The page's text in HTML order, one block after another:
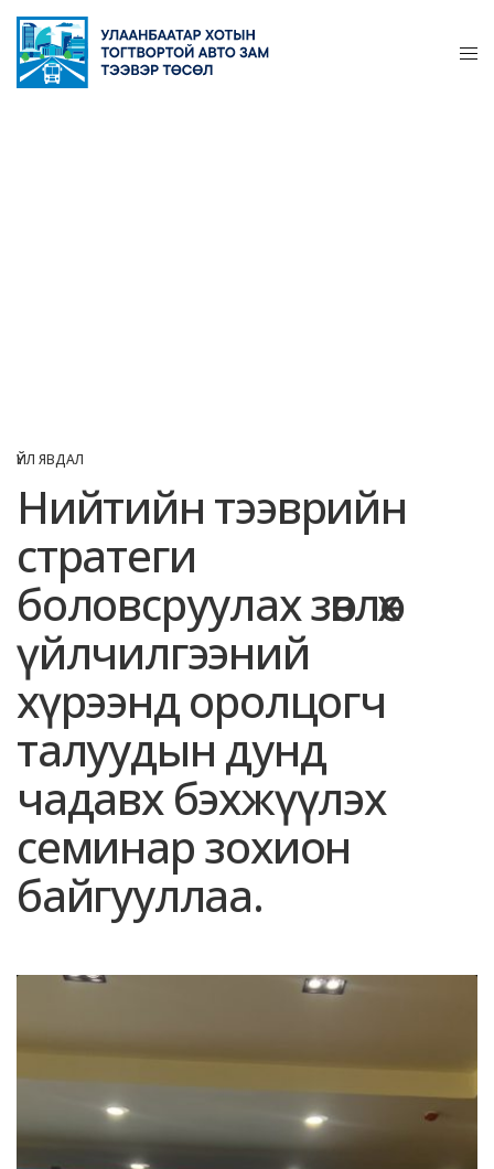
ҮЙЛ ЯВДАЛ
Нийтийн тээврийн
стратеги
боловсруулах зөвлөх
үйлчилгээний
хүрээнд оролцогч
талуудын дунд
чадавх бэхжүүлэх
семинар зохион
байгууллаа.